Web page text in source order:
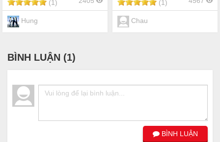
(1)
Hung
(1)
Chau
BÌNH LUẬN (1)
BÌNH LUẬN